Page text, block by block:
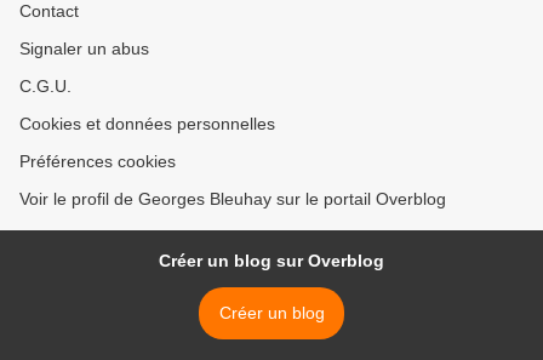
Contact
Signaler un abus
C.G.U.
Cookies et données personnelles
Préférences cookies
Voir le profil de Georges Bleuhay sur le portail Overblog
Créer un blog sur Overblog
Créer un blog